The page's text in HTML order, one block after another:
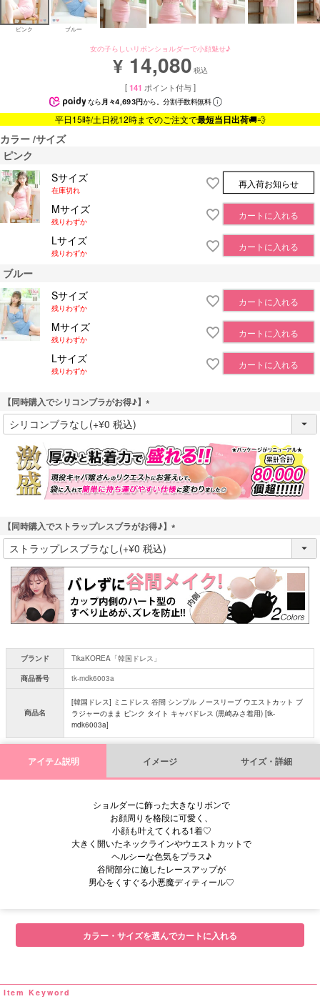
ピンク ブルー
女の子らしいリボンショルダーで小顔魅せ♪
¥ 14,080 税込
[ 141 ポイント付与 ]
なら月々4,693円から。分割手数料無料
平日15時/土日祝12時までのご注文で最短当日出荷🚚💨
カラー サイズ
ピンク
Sサイズ
在庫切れ
再入荷お知らせ
Mサイズ
残りわずか
カートに入れる
Lサイズ
残りわずか
カートに入れる
ブルー
Sサイズ
残りわずか
カートに入れる
Mサイズ
残りわずか
カートに入れる
Lサイズ
残りわずか
カートに入れる
【同時購入でシリコンブラがお得♪】
(
)
【同時購入でストラップレスブラがお得♪】
(
須
)
ブランド
TikaKOREA「韓国ドレス」
商品番号
tk-mdk6003a
商品名
[韓国ドレス] ミニドレス 谷間 シンプル ノースリーブ ウエストカット ブ
ラジャーのまま ピンク タイト キャバドレス (黒崎みさ着用) [tk-
mdk6003a]
アイテム説明 イメージ サイズ・詳細
ショルダーに飾った大きなリボンで
お顔周りを格段に可愛く、
小顔も叶えてくれる1着♡
大きく開いたネックラインやウエストカットで
ヘルシーな色気をプラス♪
谷間部分に施したレースアップが
男心をくすぐる小悪魔ディティール♡
カラー・サイズを選んでカートに入れる